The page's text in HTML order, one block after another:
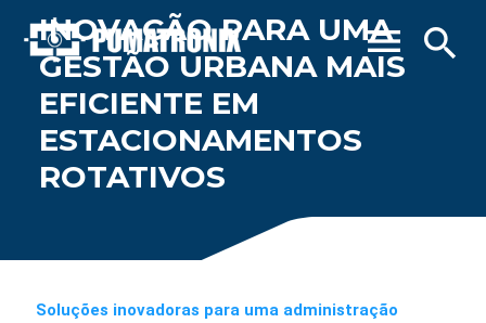
search
menu
INOVAÇÃO PARA UMA
GESTÃO URBANA MAIS
EFICIENTE EM
ESTACIONAMENTOS
ROTATIVOS
Soluções inovadoras para uma administração